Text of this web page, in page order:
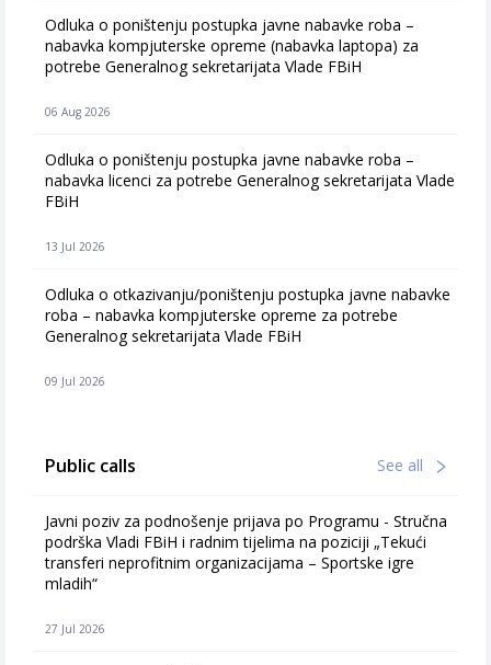
Odluka o poništenju postupka javne nabavke roba –
nabavka kompjuterske opreme (nabavka laptopa) za
potrebe Generalnog sekretarijata Vlade FBiH
06 Aug 2026
Odluka o poništenju postupka javne nabavke roba –
nabavka licenci za potrebe Generalnog sekretarijata Vlade
FBiH
13 Jul 2026
Odluka o otkazivanju/poništenju postupka javne nabavke
roba – nabavka kompjuterske opreme za potrebe
Generalnog sekretarijata Vlade FBiH
09 Jul 2026
Public calls See all
Javni poziv za podnošenje prijava po Programu - Stručna
podrška Vladi FBiH i radnim tijelima na poziciji „Tekući
transferi neprofitnim organizacijama – Sportske igre
mladih“
27 Jul 2026